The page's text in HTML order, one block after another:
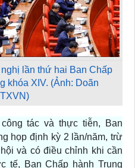
lần thứ hai Ban Chấp
khóa XIV. (Ảnh: Doãn
tác và thực tiễn, Ban
họp định kỳ 2 lần/năm, trừ
và có điều chỉnh khi cần
tế, Ban Chấp hành Trung